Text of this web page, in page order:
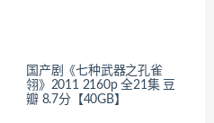
国产剧《七种武器之孔雀
翎》2011 2160p 全21集 豆
瓣 8.7分【40GB】